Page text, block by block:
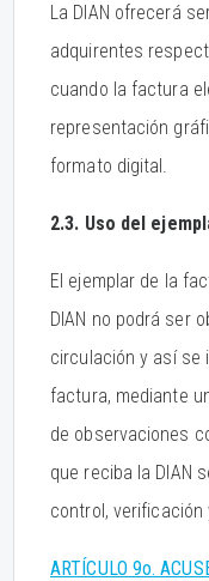
La DIAN ofrecerá
adquirentes
cuando la factura
representación
formato digital.
2.3. Uso del
El ejemplar de la
DIAN no podrá ser
circulación y así se
factura, mediante
de observaciones
que reciba la DIAN
control, verificación
ARTÍCULO 9o.